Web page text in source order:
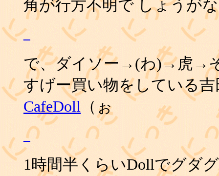
角が行方不明で しょうが
_
で、ダイソー→(わ)→虎→
すげー買い物をしている
CafeDoll （ぉ
_
1時間半くらいDollでグダ